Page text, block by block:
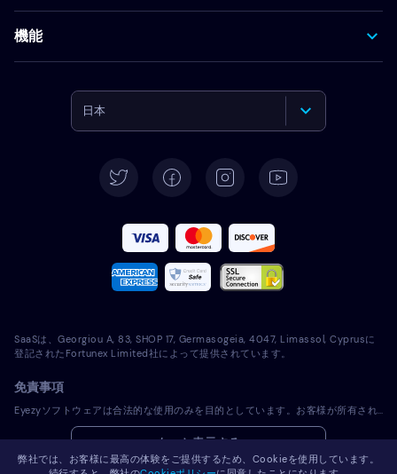
機能
日本
Deutsch
Español
Français
Português
Polski
Română
SaaSは、Georgiou A, 83, SHOP 17, Germasogeia, 4047, Limassol, Cyprusに
登記されたFortunex Limited社によって提供されています。
免責事項
Eyezyソフトウェアは合法的な使用のみを目的としています。お客様が所有されていないデバイスにライセンスソフトウェアをインストールすることは、適用される法律およびお住まいの地域の法律に違反します。法律では一般的に、ライセンスソフトウェアをインストールしようとするデバイスの所有者に通知することが義務付けられています。この要件に違反した場合、違反者に厳しい金銭罰および刑事罰が課される可能性があります。ライセンスソフトウェアをインストールし使用する前に、お客様の管轄区域内におけるライセンスソフトウェアの使用の合法性に関して、お客様の法律顧問に相談してください。お客様は、ライセンスソフトウェアを当該デバイスにインストールすることに関して単独で責任を負うものとし、Eyezyが責任を負わないことを認識するものとします。
もっと表示する
弊社では、お客様に最高の体験をご提供するため、Cookieを使用しています。